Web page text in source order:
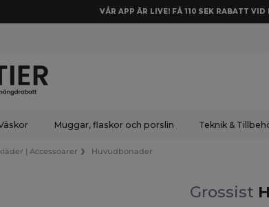
VÅR APP ÄR LIVE! FÅ 110 SEK RABATT
Muggar, flaskor och porslin Teknik &
| Accessoarer Huvudbonader
Grossist